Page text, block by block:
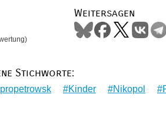
Weitersagen
Stichworte:
Kinder Nikopol